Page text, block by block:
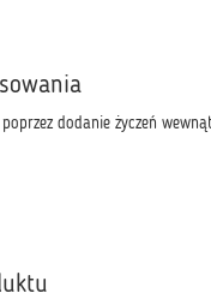
dodanie życzeń